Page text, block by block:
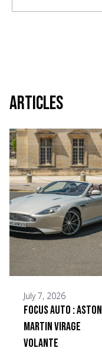
Articles
July 7, 2026
Focus Auto : Aston
Martin Virage
Volante